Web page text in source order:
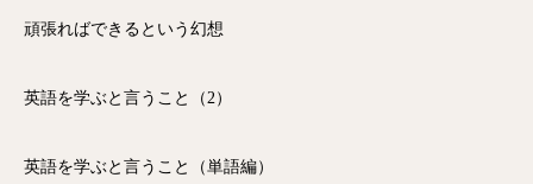
頑張ればできるという幻想
英語を学ぶと言うこと（2）
英語を学ぶと言うこと（単語編）